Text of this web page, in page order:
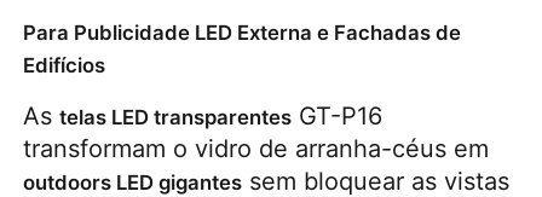
Para Publicidade LED Externa e Fachadas de
Edifícios
As telas LED transparentes GT-P16
outdoors LED gigantes sem bloquear as vistas